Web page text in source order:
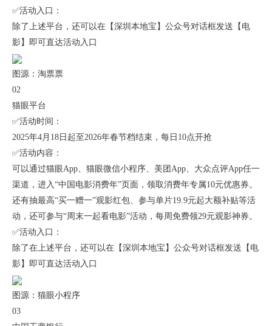
✅活动入口：
除了上述平台，还可以在【深圳本地宝】公众号对话框发送【电
影】即可直达活动入口
图源：淘票票
02
猫眼平台
✅活动时间：
2025年4月18日起至2026年春节档结束，每日10点开抢
✅活动内容：
可以通过猫眼App、猫眼微信小程序、美团App、大众点评App任一
渠道，进入“中国电影消费年”页面，领取消费年专属10元优惠券。
还有抽最高“买一赠一”观影红包、参与单片19.9元起大额补贴等活
动，还可参与“周末一起看电影”活动，每周免费领29元观影神券。
✅活动入口：
除了在上述平台，还可以在【深圳本地宝】公众号对话框发送【电
影】即可直达活动入口
图源：猫眼小程序
03